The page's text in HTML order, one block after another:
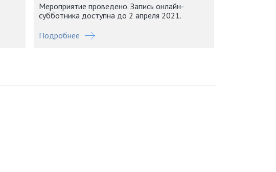
Мероприятие проведено. Запись онлайн-
субботника доступна до 2 апреля 2021.
Подробнее